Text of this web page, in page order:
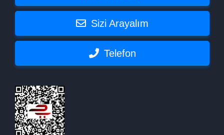
Sizi Arayalım
Telefon